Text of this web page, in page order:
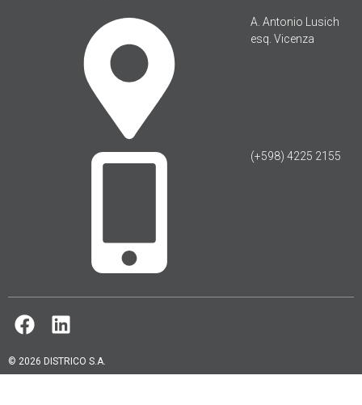
A. Antonio Lusich
esq. Vicenza
(+598) 4225 2155
© 2026 DISTRICO S.A.